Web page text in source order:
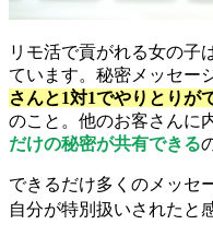
リモ活で貢がれる女の子
ています。秘密メッセー
さんと1対1でやりとりが
のこと。他のお客さんに
だけの秘密が共有できる
できるだけ多くのメッセ
自分が特別扱いされたと